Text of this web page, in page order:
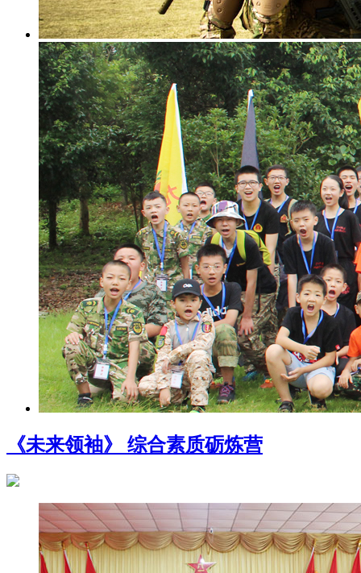
《未来领袖》 综合素质砺炼营